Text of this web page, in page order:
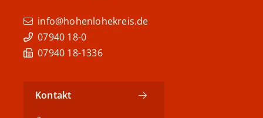
info@hohenlohekreis.de
07940 18-0
07940 18-1336
Kontakt